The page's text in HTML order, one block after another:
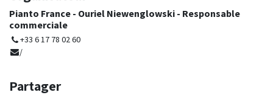
Pianto France - Ouriel Niewenglowski - Responsable
commerciale
+33 6 17 78 02 60
/
Partager